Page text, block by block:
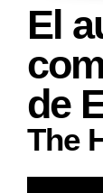
El
de
The